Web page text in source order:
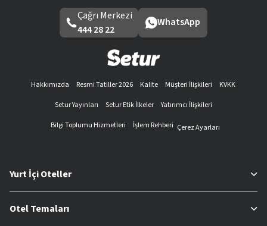
Çağrı Merkezi
444 28 22
WhatsApp
Hakkımızda Resmi Tatiller 2026 Kalite Müşteri İlişkileri
KVKK
Setur Yayınları
Setur Etik İlkeler
Yatırımcı İlişkileri
Bilgi Toplumu Hizmetleri
İşlem Rehberi Çerez Ayarları
Yurt İçi Oteller
Otel Temaları